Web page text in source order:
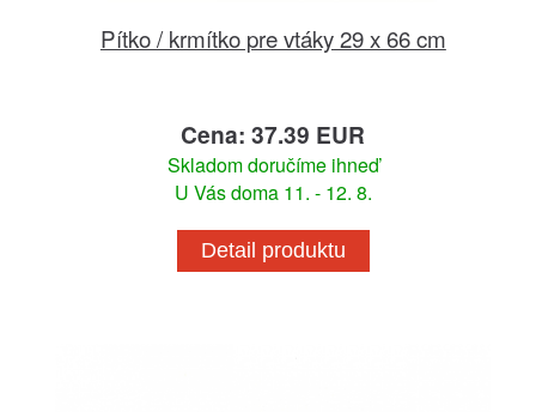
Pítko / krmítko pre vtáky 29 x 66 cm
Cena: 37.39 EUR
Skladom doručíme ihneď
U Vás doma 11. - 12. 8.
Detail produktu